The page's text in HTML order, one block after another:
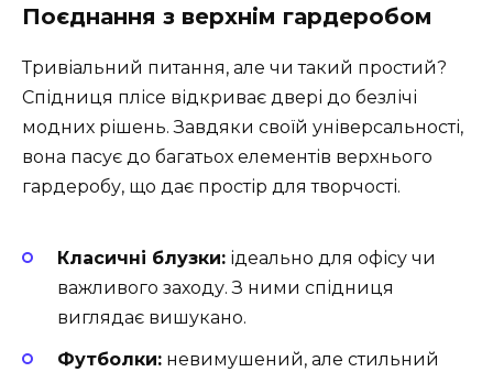
Поєднання з верхнім гардеробом
Тривіальний питання, але чи такий простий?
Спідниця плісе відкриває двері до безлічі
модних рішень. Завдяки своїй універсальності,
вона пасує до багатьох елементів верхнього
гардеробу, що дає простір для творчості.
Класичні блузки: ідеально для офісу чи
важливого заходу. З ними спідниця
виглядає вишукано.
Футболки: невимушений, але стильний